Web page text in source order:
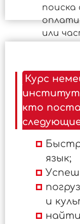
поиска
или
Курс
кто
язык;
и